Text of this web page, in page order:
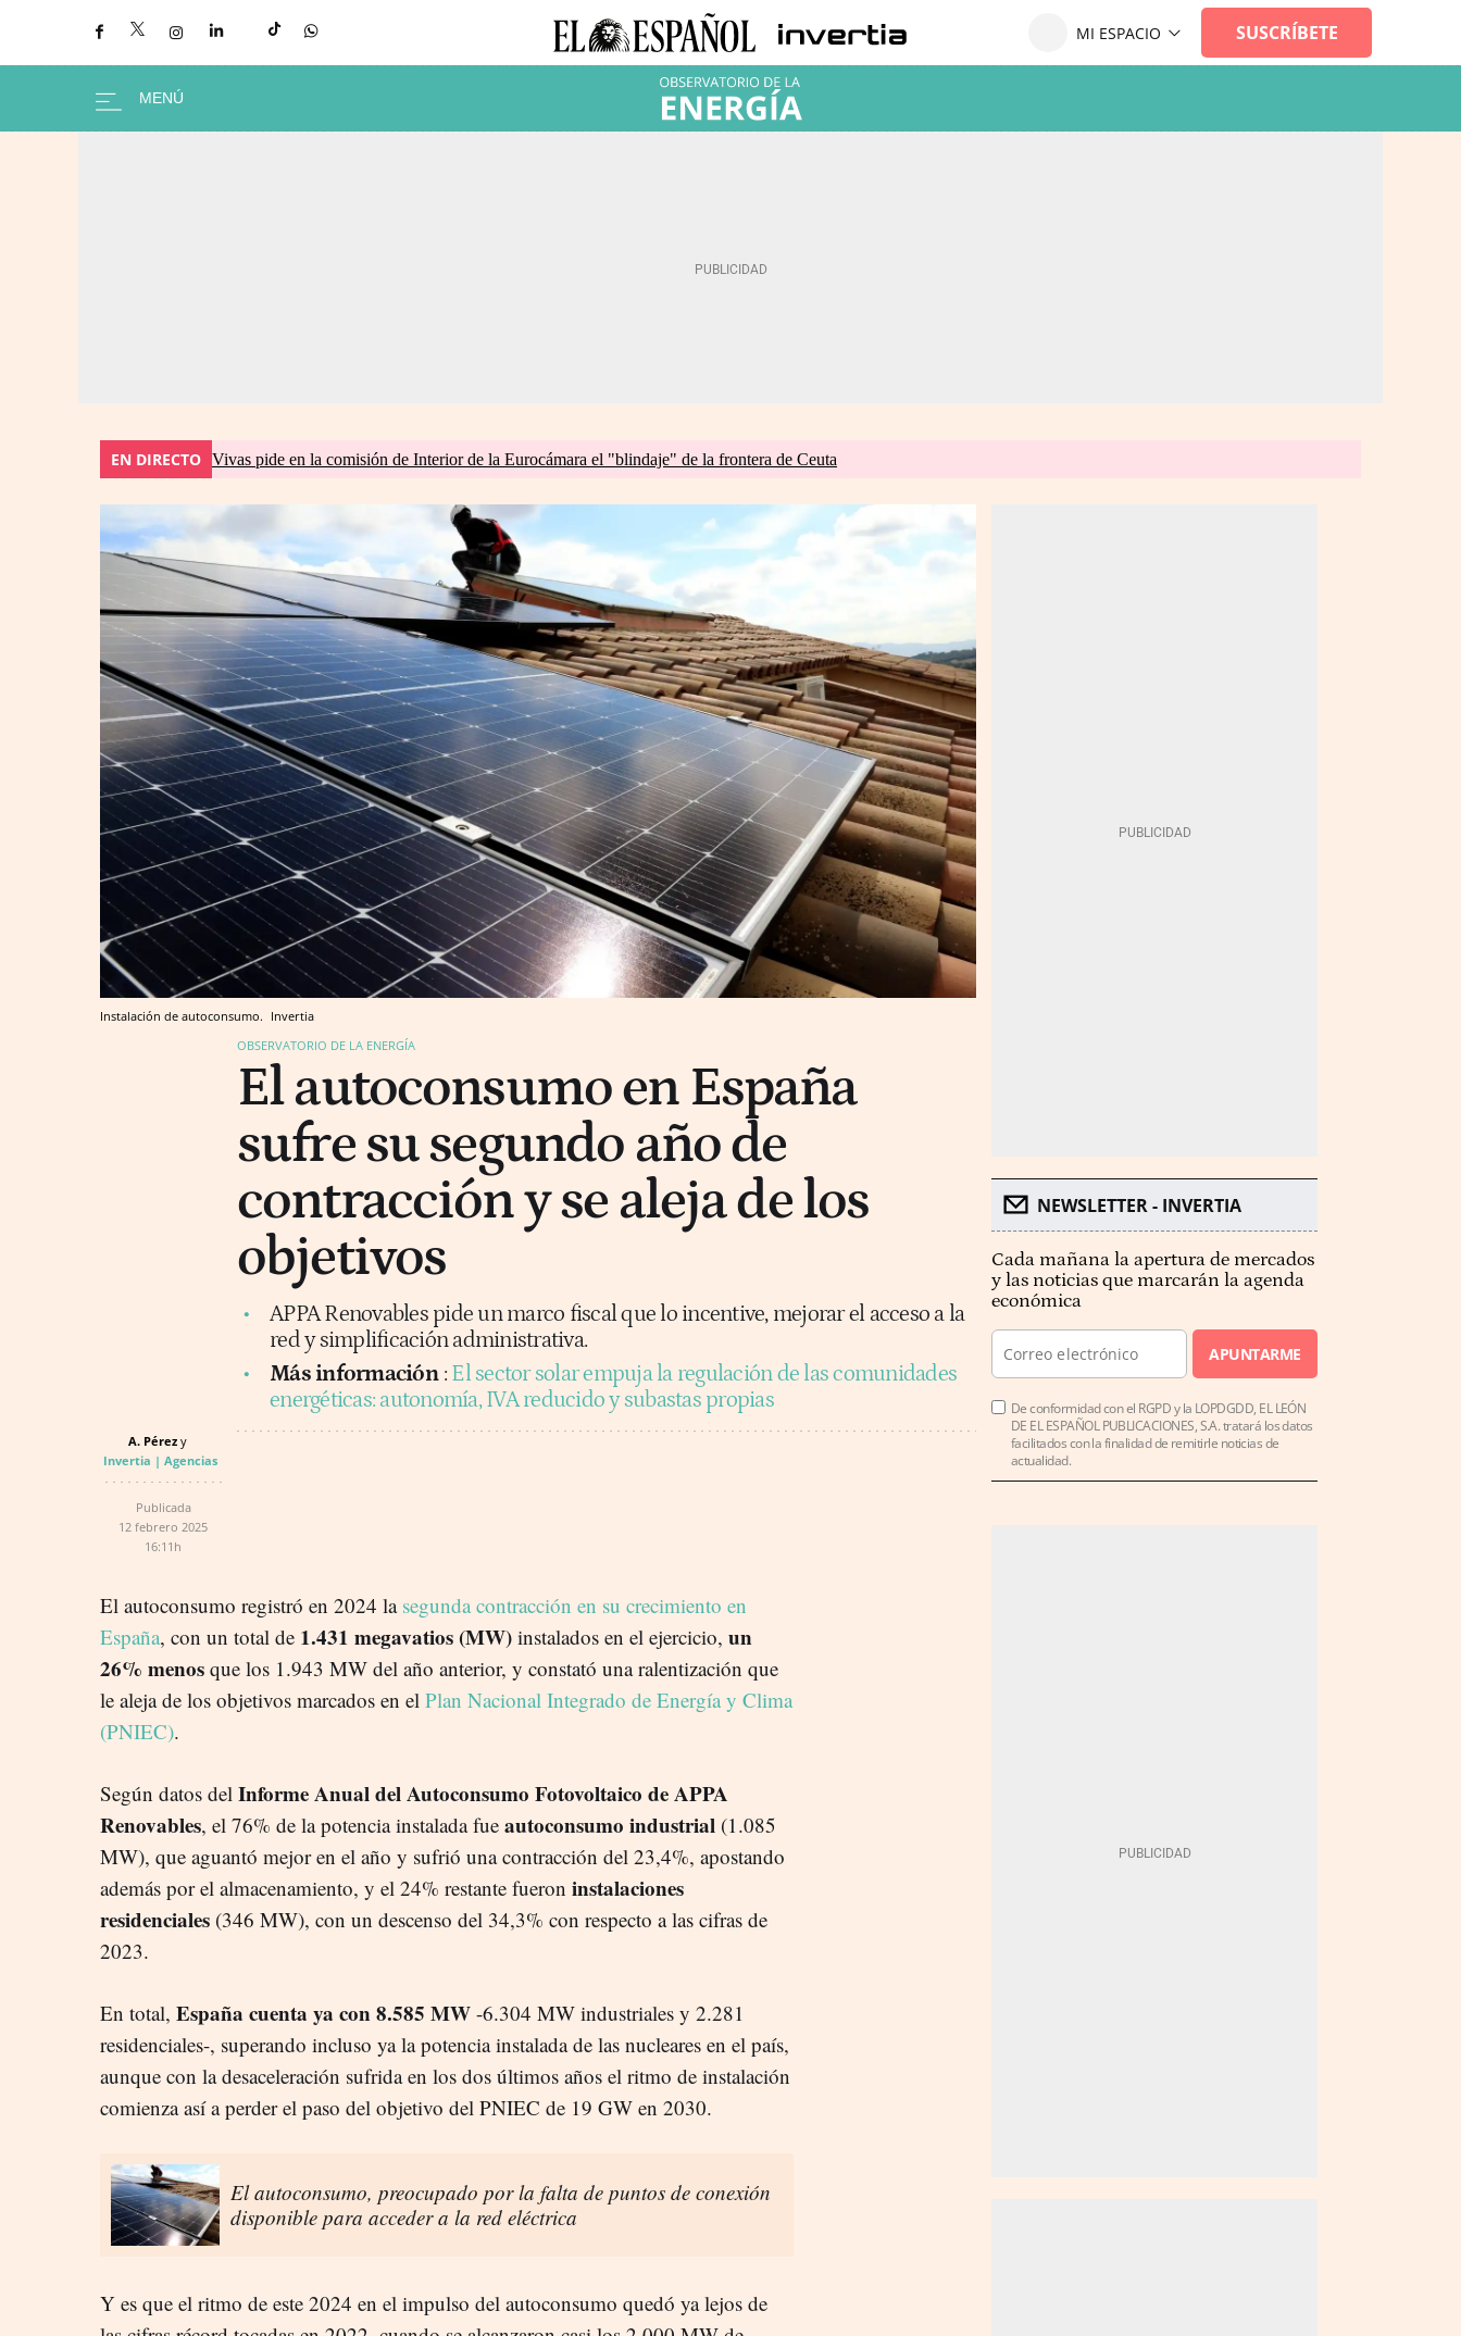
EN DIRECTO Vivas pide en la comisión de Interior de la Eurocámara el "blindaje" de la frontera de Ceuta
Instalación de autoconsumo. Invertia
OBSERVATORIO DE LA ENERGÍA
El autoconsumo en España
sufre su segundo año de
contracción y se aleja de los
objetivos
APPA Renovables pide un marco fiscal que lo incentive, mejorar el acceso a la
red y simplificación administrativa.
Más información : El sector solar empuja la regulación de las comunidades
energéticas: autonomía, IVA reducido y subastas propias
A. Pérez
Invertia | Agencias
Publicada
12 febrero 2025
16:11h
El autoconsumo registró en 2024 la segunda contracción en su crecimiento en
España, con un total de 1.431 megavatios (MW) instalados en el ejercicio, un
26% menos que los 1.943 MW del año anterior, y constató una ralentización que
le aleja de los objetivos marcados en el Plan Nacional Integrado de Energía y Clima
(PNIEC).
Según datos del Informe Anual del Autoconsumo Fotovoltaico de APPA
Renovables, el 76% de la potencia instalada fue autoconsumo industrial (1.085
MW), que aguantó mejor en el año y sufrió una contracción del 23,4%, apostando
además por el almacenamiento, y el 24% restante fueron instalaciones
residenciales (346 MW), con un descenso del 34,3% con respecto a las cifras de
2023.
En total, España cuenta ya con 8.585 MW -6.304 MW industriales y 2.281
residenciales-, superando incluso ya la potencia instalada de las nucleares en el país,
aunque con la desaceleración sufrida en los dos últimos años el ritmo de instalación
comienza así a perder el paso del objetivo del PNIEC de 19 GW en 2030.
El autoconsumo, preocupado por la falta de puntos de conexión
disponible para acceder a la red eléctrica
Y es que el ritmo de este 2024 en el impulso del autoconsumo quedó ya lejos de
NEWSLETTER - INVERTIA
Cada mañana la apertura de mercados
y las noticias que marcarán la agenda
económica
APUNTARME
De conformidad con el RGPD y la LOPDGDD, EL LEÓN
DE EL ESPAÑOL PUBLICACIONES, S.A. tratará los datos
facilitados con la finalidad de remitirle noticias de
actualidad.